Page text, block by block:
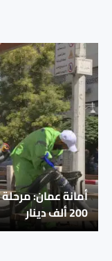
أمانة عمان: مرحلة
200 ألف دينار